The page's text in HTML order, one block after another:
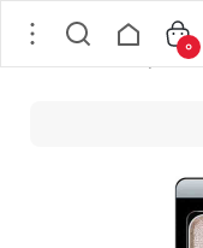
/ سایه چشم تکی براق شماره 08 آرت دکو ARTDECO مدل EYESHADOW PEARL وزن 0.8 گرم0